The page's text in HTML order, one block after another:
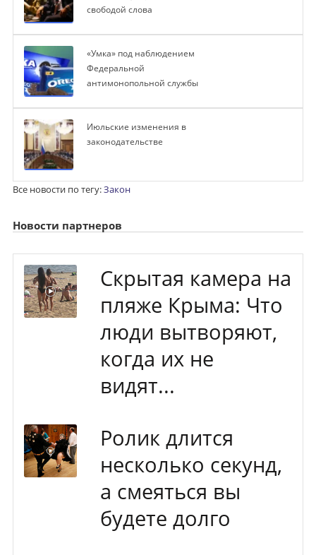
свободой слова
«Умка» под наблюдением
Федеральной
антимонопольной службы
Июльские изменения в
законодательстве
Все новости по тегу:Закон
Новости партнеров
Скрытая камера на
пляже Крыма: Что
люди вытворяют,
когда их не
видят...
Ролик длится
несколько секунд,
а смеяться вы
будете долго